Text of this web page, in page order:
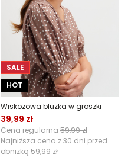
SALE
HOT
Wiskozowa bluzka w groszki
39,99 zł
Cena regularna 59,99 zł
Najniższa cena z 30 dni przed
obniżką 59,99 zł